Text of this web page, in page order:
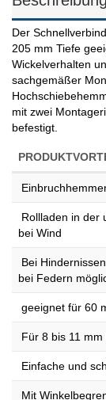
Der
205 mm Tiefe
Wickelverhalten
sachgemäßer
mit zwei
befestigt.
Rollladen in der
bei Wind
Bei
bei Federn
geeignet für 60
Für 8 bis 11
Einfache und
Mit